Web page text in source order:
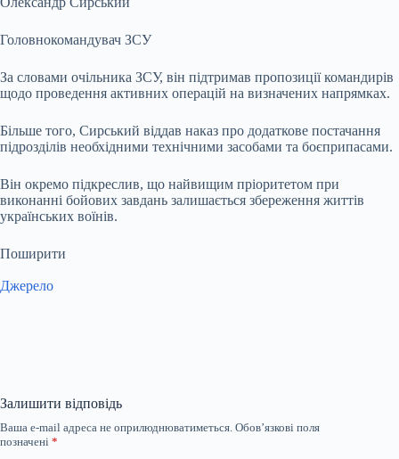
Головнокомандувач ЗСУ
За словами очільника ЗСУ, він підтримав пропозиції командирів
щодо проведення активних операцій на визначених напрямках.
Більше того, Сирський віддав наказ про додаткове постачання
підрозділів необхідними технічними засобами та боєприпасами.
Він окремо підкреслив, що найвищим пріоритетом при
виконанні бойових завдань залишається збереження життів
українських воїнів.
Поширити
Джерело
Залишити відповідь
Ваша e-mail адреса не оприлюднюватиметься. Обов’язкові поля
позначені *